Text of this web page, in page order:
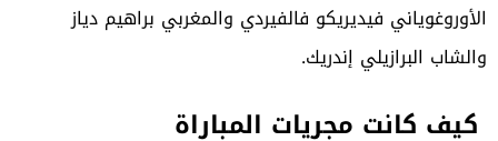
الأوروغوياني فيديريكو فالفيردي والمغربي براهيم دياز
والشاب البرازيلي إندريك.
كيف كانت مجريات المباراة